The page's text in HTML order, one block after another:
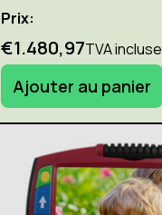
Prix:
€1.480,97TVA incluse
Ajouter au panier